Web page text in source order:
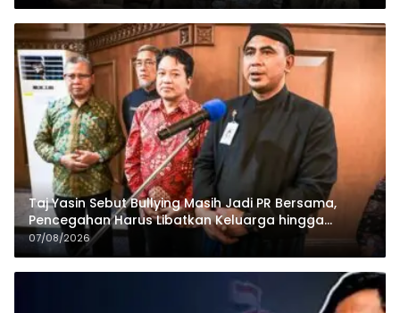
Taj Yasin Sebut Bullying Masih Jadi PR Bersama,
Pencegahan Harus Libatkan Keluarga hingga
Pesantren
07/08/2026